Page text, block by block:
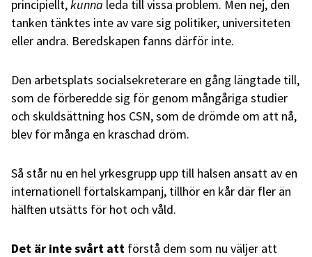
principiellt,kunna leda till vissa problem. Men nej, den
tanken tänktes inte av vare sig politiker, universiteten
eller andra. Beredskapen fanns därför inte.
Den arbetsplats socialsekreterare en gång längtade till,
som de förberedde sig för genom mångåriga studier
och skuldsättning hos CSN, som de drömde om att nå,
blev för många en kraschad dröm.
Så står nu en hel yrkesgrupp upp till halsen ansatt av en
internationell förtalskampanj, tillhör en kår där fler än
hälften utsätts för hot och våld.
Det är inte svårt att förstå dem som nu väljer att